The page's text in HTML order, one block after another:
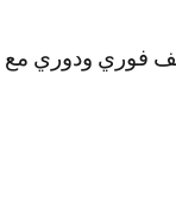
فوري ودوري